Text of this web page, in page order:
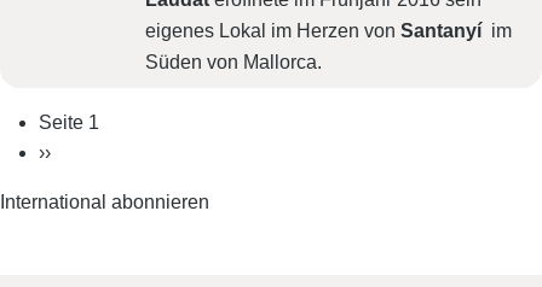
eigenes Lokal im Herzen von Santanyí im
Süden von Mallorca.
e
Seite 1
N
c
››
International abonnieren